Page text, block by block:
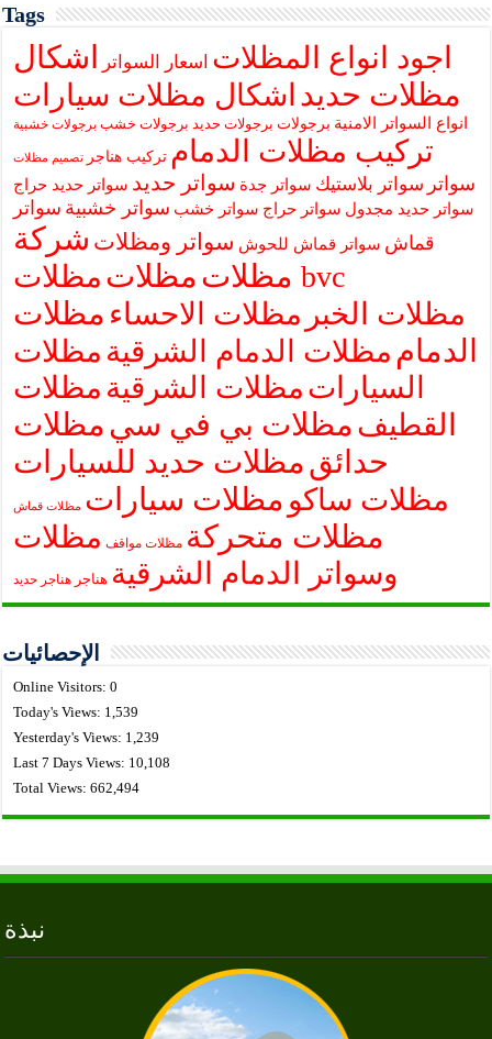
Tags
اجود انواع المظلات اسعار السواتر
اشكال
مظلات حديد اشكال مظلات سيارات
انواع السواتر الامنية برجولات برجولات حديد برجولات خشب برجولات خشبية
تركيب مظلات الدمام تركيب هناجر تصميم مظلات
سواتر سواتر بلاستيك سواتر جدة سواتر حديد سواتر حديد حراج
سواتر حديد مجدول سواتر حراج سواتر خشب سواتر خشبية سواتر
قماش سواتر قماش للحوش سواتر ومظلات شركة
مظلاتمظلات
مظلات bvc
مظلات الخبر مظلات الاحساء مظلات
الدمام مظلات الدمام الشرقية مظلات
السياراتمظلات الشرقية مظلات
القطيفمظلات بي في سيمظلات
حدائقمظلات حديد للسيارات
مظلات ساكو مظلات سيارات مظلات قماش
مظلات متحركة مظلات مواقف مظلات
وسواتر الدمام الشرقية هناجر هناجر حديد
الإحصائيات
Online Visitors:0
Today's Views: 1,539
Yesterday's Views: 1,239
Last 7 Days Views: 10,108
Total Views:662,494
نبذة